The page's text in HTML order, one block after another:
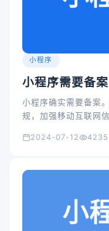
小程序
小程序需要备案
小程序确实需要备案
规，加强移动互联网
2024-07-12
4235